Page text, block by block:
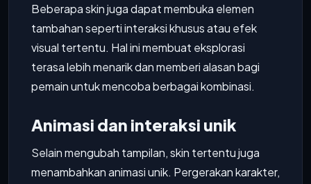
Beberapa skin juga dapat membuka elemen
tambahan seperti interaksi khusus atau efek
visual tertentu. Hal ini membuat eksplorasi
terasa lebih menarik dan memberi alasan bagi
pemain untuk mencoba berbagai kombinasi.
Animasi dan interaksi unik
Selain mengubah tampilan, skin tertentu juga
menambahkan animasi unik. Pergerakan karakter,